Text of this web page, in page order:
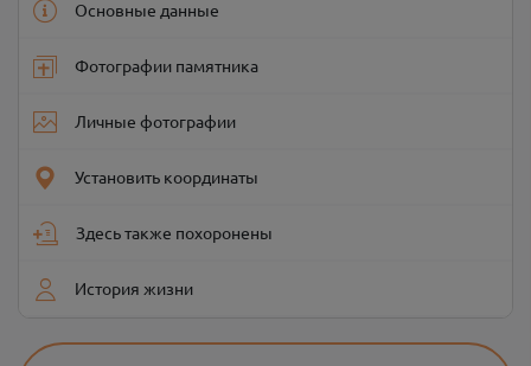
Основные данные
Фотографии памятника
Личные фотографии
Установить координаты
Здесь также похоронены
История жизни